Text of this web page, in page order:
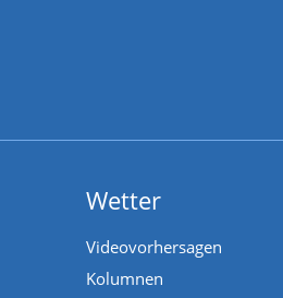
Wetter
Videovorhersagen
Kolumnen